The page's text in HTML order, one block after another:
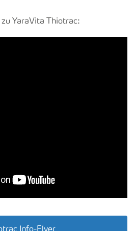
YaraVita Thiotrac: